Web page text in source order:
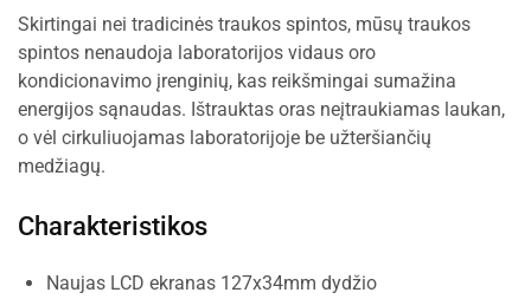
Skirtingai nei tradicinės traukos spintos, mūsų traukos
spintos nenaudoja laboratorijos vidaus oro
kondicionavimo įrenginių, kas reikšmingai sumažina
energijos sąnaudas. Ištrauktas oras neįtraukiamas laukan,
o vėl cirkuliuojamas laboratorijoje be užteršiančių
medžiagų.
Charakteristikos
Naujas LCD ekranas 127x34mm dydžio